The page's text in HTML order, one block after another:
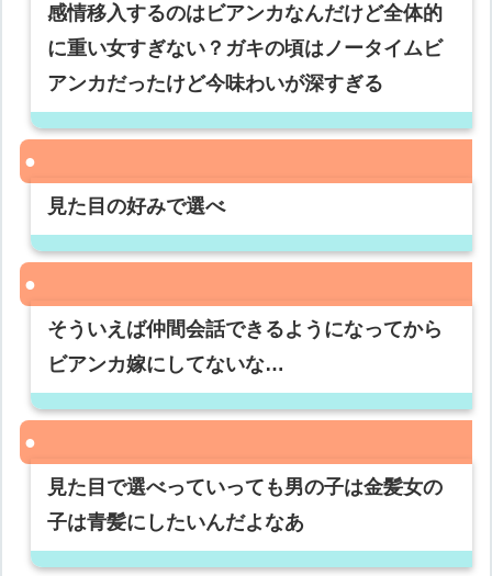
感情移入するのはビアンカなんだけど全体的
に重い女すぎない？ガキの頃はノータイムビ
アンカだったけど今味わいが深すぎる
見た目の好みで選べ
そういえば仲間会話できるようになってから
ビアンカ嫁にしてないな…
見た目で選べっていっても男の子は金髪女の
子は青髪にしたいんだよなあ